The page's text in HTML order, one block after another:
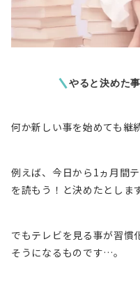
やると決めた
何か新しい事を始めても継
例えば、今日から1ヵ月間
を読もう！と決めたとします
でもテレビを見る事が習慣
そうになるものです…。